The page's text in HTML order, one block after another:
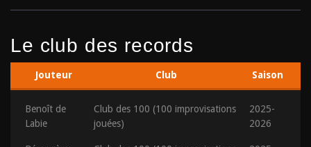
Le club des records
Jouteur Club Saison
Benoît de
Labie
Club des 100 (100 improvisations
jouées)
2025-
2026